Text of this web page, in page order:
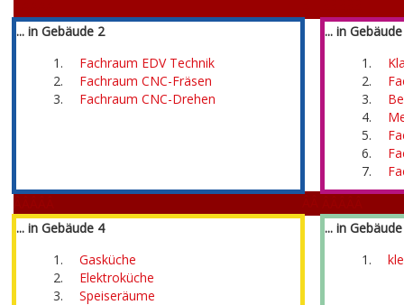
... in Gebäude 2
Fachraum EDV Technik
Fachraum CNC-Fräsen
Fachraum CNC-Drehen
... in
... in Gebäude 4
Gasküche
Elektroküche
Speiseräume
... in